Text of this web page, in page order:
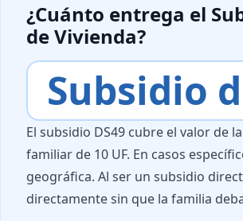
¿Cuánto entrega el
de Vivienda?
Subsidio
El subsidio DS49 cubre el valor de
familiar de 10 UF. En casos
geográfica. Al ser un subsidio
directamente sin que la familia